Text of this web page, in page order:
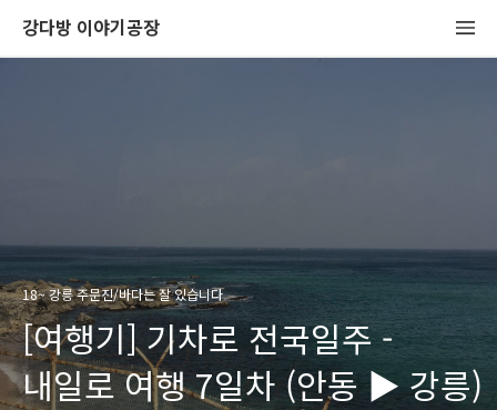
강다방 이야기공장
18~ 강릉 주문진/바다는 잘 있습니다
[여행기] 기차로 전국일주 -
내일로 여행 7일차 (안동 ▶ 강릉)